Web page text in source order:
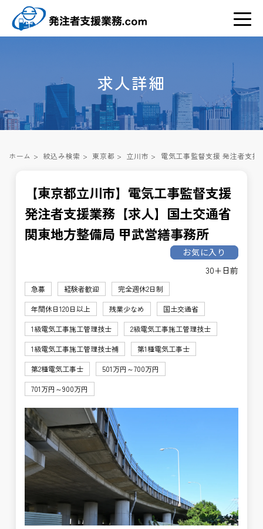
求人詳細
ホーム > 絞込み検索 > 東京都 > 立川市 > 電気工事監督支援 発注者支
【東京都立川市】電気工事監督支援
発注者支援業務【求人】国土交通省
関東地方整備局 甲武営繕事務所
お気に入り
30+日前
急募 経験者歓迎
完全週休2日制
年間休日120日以上
残業少なめ
国土交通省
1級電気工事施工管理技士
2級電気工事施工管理技士
1級電気工事施工管理技士補
第1種電気工事士
第2種電気工事士
501万円～700万円
701万円～900万円